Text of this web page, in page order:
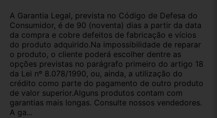
A Garantia Legal, prevista no Código de Defesa do
Consumidor, é de 90 (noventa) dias a partir da data
da compra e cobre defeitos de fabricação e vícios
do produto adquirido.Na impossibilidade de reparar
o produto, o cliente poderá escolher dentre as
opções previstas no parágrafo primeiro do artigo 18
da Lei nº 8.078/1990, ou, ainda, a utilização do
crédito como parte do pagamento de outro produto
de valor superior.Alguns produtos contam com
garantias mais longas. Consulte nossos vendedores.
A ga...